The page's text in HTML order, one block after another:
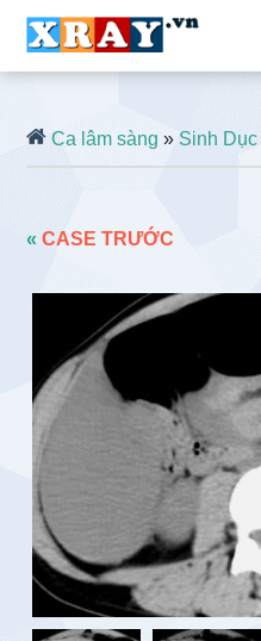
Ca lâm sàng »Sinh Dục
«CASE TRƯỚC